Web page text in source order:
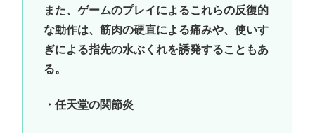
また、ゲームのプレイによるこれらの反復的
な動作は、筋肉の硬直による痛みや、使いす
ぎによる指先の水ぶくれを誘発することもあ
る。
・任天堂の関節炎